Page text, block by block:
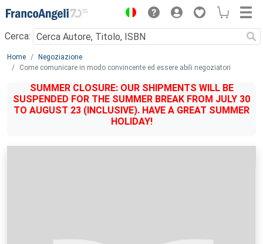
Menu
Cerca:
Main content
Home
Negoziazione
Come comunicare in modo convincente ed essere abili negoziatori
SUMMER CLOSURE: OUR SHIPMENTS WILL BE
SUSPENDED FOR THE SUMMER BREAK FROM JULY 30
TO AUGUST 23 (INCLUSIVE). HAVE A GREAT SUMMER
HOLIDAY!